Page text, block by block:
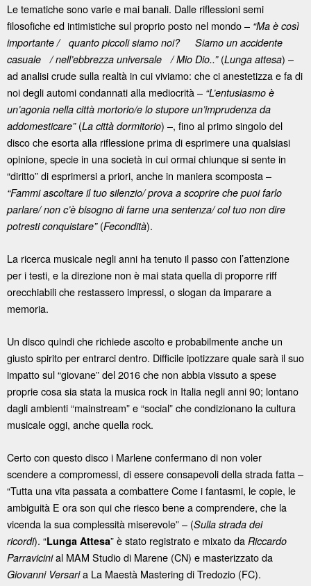
Le tematiche sono varie e mai banali. Dalle riflessioni semi
filosofiche ed intimistiche sul proprio posto nel mondo – “Ma è così
importante / quanto piccoli siamo noi? Siamo un accidente
casuale / nell’ebbrezza universale / Mio Dio..”(Lunga attesa) –
ad analisi crude sulla realtà in cui viviamo: che ci anestetizza e fa di
noi degli automi condannati alla mediocrità – “L’entusiasmo è
un’agonia nella città mortorio/e lo stupore un’imprudenza da
addomesticare”(La città dormitorio) –, fino al primo singolo del
disco che esorta alla riflessione prima di esprimere una qualsiasi
opinione, specie in una società in cui ormai chiunque si sente in
“diritto” di esprimersi a priori, anche in maniera scomposta –
“Fammi ascoltare il tuo silenzio/ prova a scoprire che puoi farlo
parlare/ non c’è bisogno di farne una sentenza/ col tuo non dire
potresti conquistare”(Fecondità).
La ricerca musicale negli anni ha tenuto il passo con l’attenzione
per i testi, e la direzione non è mai stata quella di proporre riff
orecchiabili che restassero impressi, o slogan da imparare a
memoria.
Un disco quindi che richiede ascolto e probabilmente anche un
giusto spirito per entrarci dentro. Difficile ipotizzare quale sarà il suo
impatto sul “giovane” del 2016 che non abbia vissuto a spese
proprie cosa sia stata la musica rock in Italia negli anni 90; lontano
dagli ambienti “mainstream” e “social” che condizionano la cultura
musicale oggi, anche quella rock.
Certo con questo disco i Marlene confermano di non voler
scendere a compromessi, di essere consapevoli della strada fatta –
“Tutta una vita passata a combattere Come i fantasmi, le copie, le
ambiguità E ora son qui che riesco bene a comprendere, che la
vicenda la sua complessità miserevole” – (Sulla strada dei
ricordi). “Lunga Attesa” è stato registrato e mixato da Riccardo
Parravicinial MAM Studio di Marene (CN) e masterizzato da
Giovanni Versaria La Maestà Mastering di Tredozio (FC).